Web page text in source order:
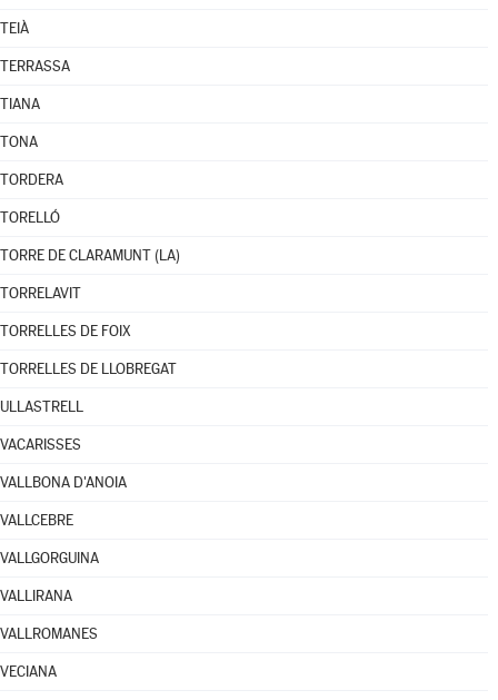
TEIÀ
TERRASSA
TIANA
TONA
TORDERA
TORELLÓ
TORRE DE CLARAMUNT (LA)
TORRELAVIT
TORRELLES DE FOIX
TORRELLES DE LLOBREGAT
ULLASTRELL
VACARISSES
VALLBONA D'ANOIA
VALLCEBRE
VALLGORGUINA
VALLIRANA
VALLROMANES
VECIANA